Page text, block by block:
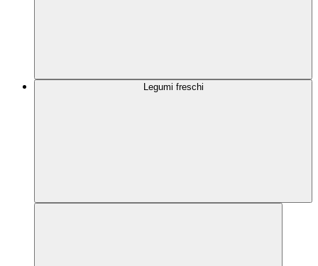
Legumi freschi